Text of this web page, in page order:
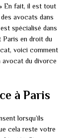
En fait, il est tout
avocats dans
spécialisé dans
Paris en droit du
voici comment
avocat du divorce
à Paris
lorsqu’ils
cela reste votre